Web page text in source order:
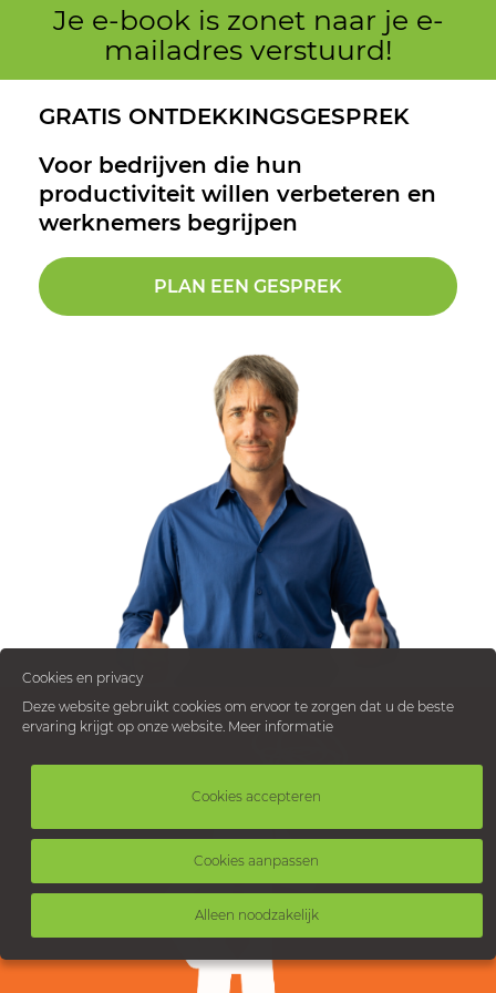
Je e-book is zonet naar je e-
mailadres verstuurd!
GRATIS ONTDEKKINGSGESPREK
Voor bedrijven die hun
productiviteit willen verbeteren en
werknemers begrijpen
PLAN EEN GESPREK
Cookies en privacy
Deze website gebruikt cookies om ervoor te zorgen dat u de beste
ervaring krijgt op onze website. Meer informatie
Cookies accepteren
Cookies aanpassen
Alleen noodzakelijk